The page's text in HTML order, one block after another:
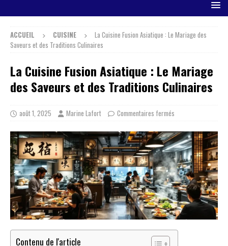
ACCUEIL CUISINE
La Cuisine Fusion Asiatique : Le Mariage des
Saveurs et des Traditions Culinaires
La Cuisine Fusion Asiatique : Le Mariage
des Saveurs et des Traditions Culinaires
août 1, 2025 Marine Lafort Commentaires fermés
Contenu de l'article